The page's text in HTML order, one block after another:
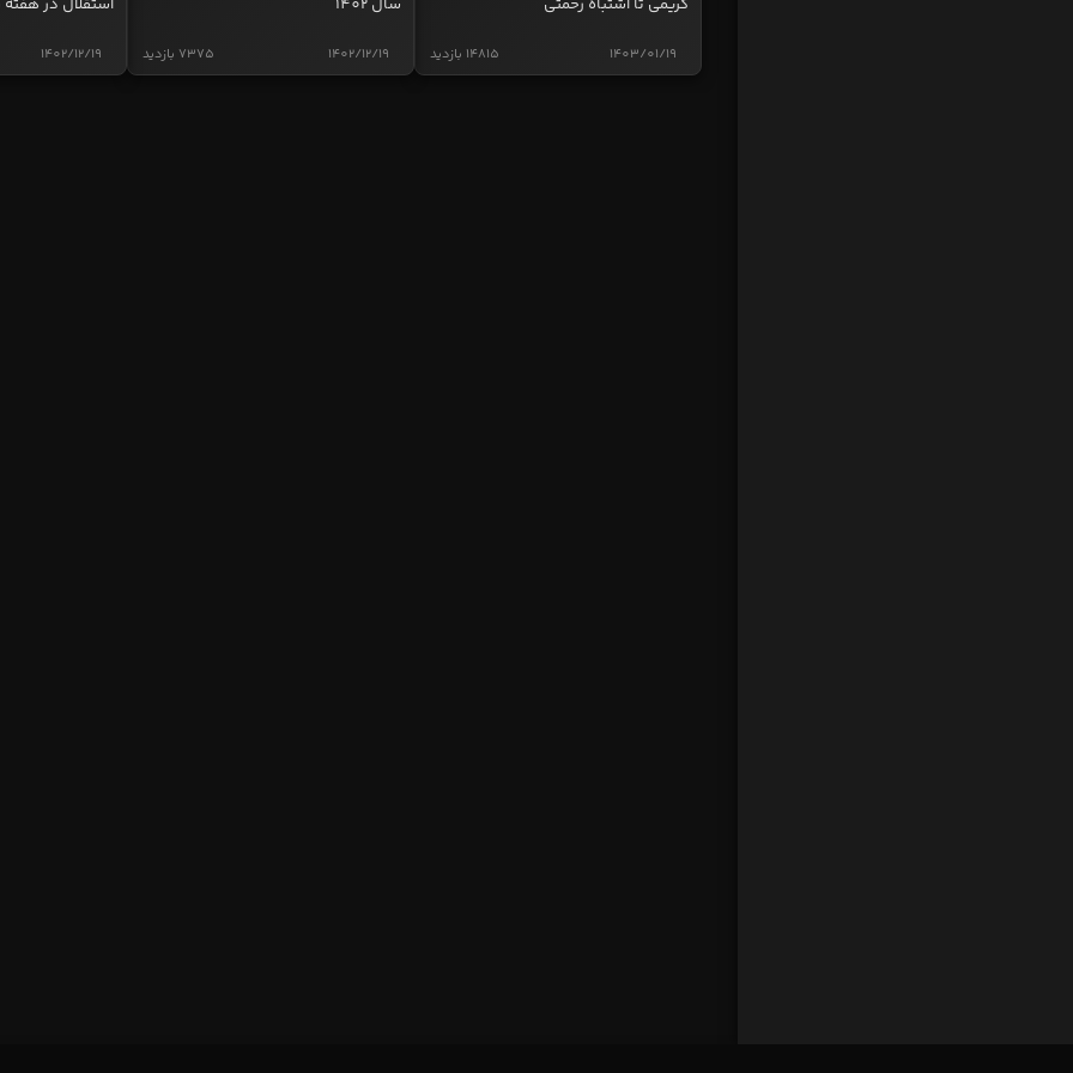
14815 بازدید 1403/01/19 7375 بازدید 1402/12/19
1402/12/19